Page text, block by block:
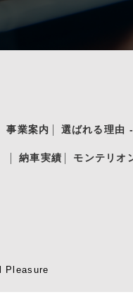
事業案内 選ばれる理由
納車実績 モンテリオ
Pleasure